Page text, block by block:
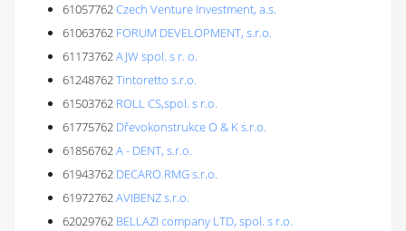
61057762Czech Venture Investment, a.s.
61063762 FORUM DEVELOPMENT, s.r.o.
61173762AJW spol. s r. o.
61248762Tintoretto s.r.o.
61503762 ROLL CS,spol. s r.o.
61775762 Dřevokonstrukce O & K s.r.o.
61856762A - DENT, s.r.o.
61943762 DECARO RMG s.r.o.
61972762AVIBENZ s.r.o.
62029762 BELLAZI company LTD, spol. s r.o.